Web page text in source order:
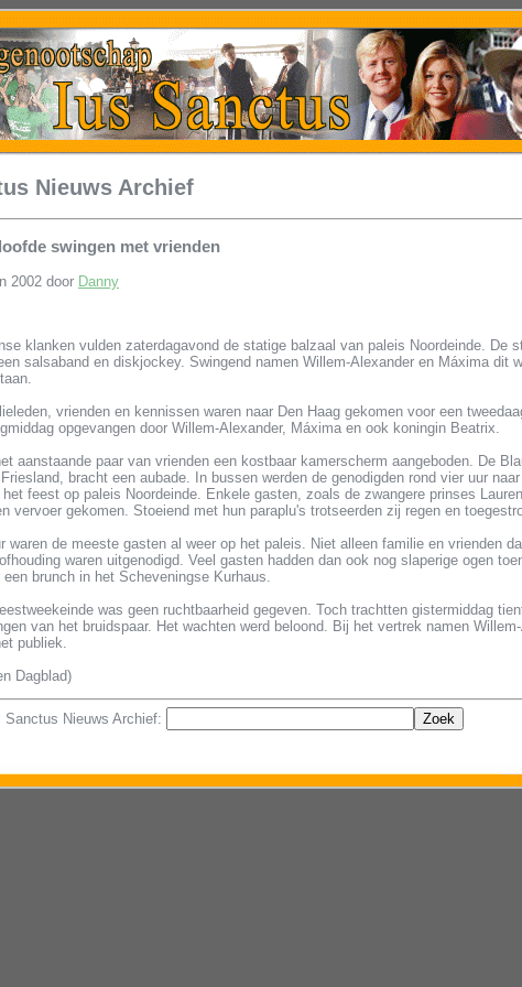
Nieuws Archief
swingen met vrienden
2002 door Danny
klanken vulden zaterdagavond de statige balzaal van paleis Noordeinde. De
salsaband en diskjockey. Swingend namen Willem-Alexander en Máxima dit
vrienden en kennissen waren naar Den Haag gekomen voor een
opgevangen door Willem-Alexander, Máxima en ook koningin Beatrix.
aanstaande paar van vrienden een kostbaar kamerscherm aangeboden. De
bracht een aubade. In bussen werden de genodigden rond vier uur
feest op paleis Noordeinde. Enkele gasten, zoals de zwangere prinses
vervoer gekomen. Stoeiend met hun paraplu's trotseerden zij regen en
waren de meeste gasten al weer op het paleis. Niet alleen familie en vrienden
waren uitgenodigd. Veel gasten hadden dan ook nog slaperige ogen
brunch in het Scheveningse Kurhaus.
was geen ruchtbaarheid gegeven. Toch trachtten gistermiddag
van het bruidspaar. Het wachten werd beloond. Bij het vertrek namen
publiek.
Dagblad)
Nieuws Archief: